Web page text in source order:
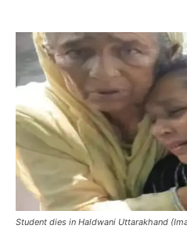
Student dies in Haldwani Uttarakhand